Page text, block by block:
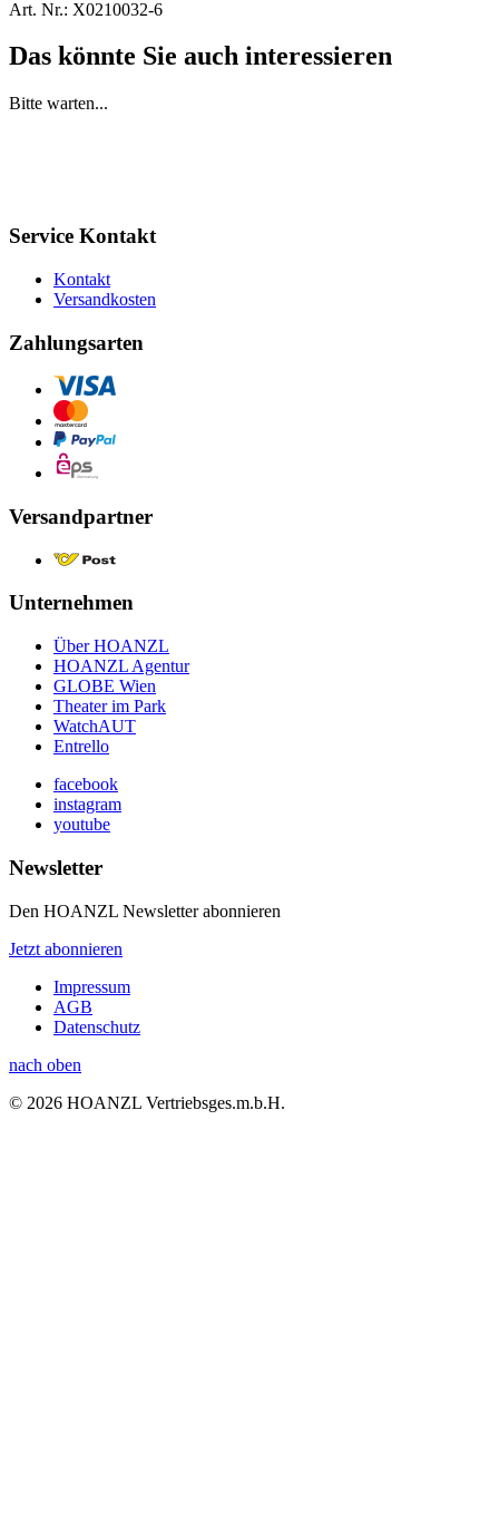
Art. Nr.: X0210032-6
Das könnte Sie auch interessieren
Bitte warten...
Service Kontakt
Kontakt
Versandkosten
Zahlungsarten
Versandpartner
Unternehmen
Über HOANZL
HOANZL Agentur
GLOBE Wien
Theater im Park
WatchAUT
Entrello
facebook
instagram
youtube
Newsletter
Den HOANZL Newsletter abonnieren
Jetzt abonnieren
Impressum
AGB
Datenschutz
nach oben
© 2026 HOANZL Vertriebsges.m.b.H.